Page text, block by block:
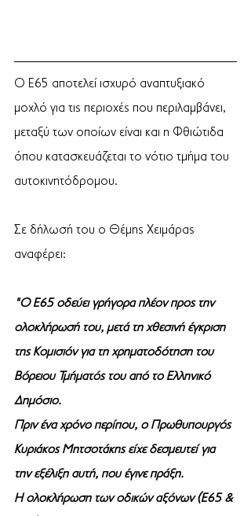
Ο Ε65 αποτελεί ισχυρό αναπτυξιακό
μοχλό για τις περιοχές που περιλαμβάνει,
μεταξύ των οποίων είναι και η Φθιώτιδα
όπου κατασκευάζεται το νότιο τμήμα του
αυτοκινητόδρομου.
Σε δήλωσή του ο Θέμης Χειμάρας
αναφέρει:
"Ο Ε65 οδεύει γρήγορα πλέον προς την
ολοκλήρωσή του, μετά τη χθεσινή έγκριση
της Κομισιόν για τη χρηματοδότηση του
Βόρειου Τμήματός του από το Ελληνικό
Δημόσιο.
Πριν ένα χρόνο περίπου, ο Πρωθυπουργός
Κυριάκος Μητσοτάκης είχε δεσμευτεί για
την εξέλιξη αυτή, που έγινε πράξη.
Η ολοκλήρωση των οδικών αξόνων (Ε65 &